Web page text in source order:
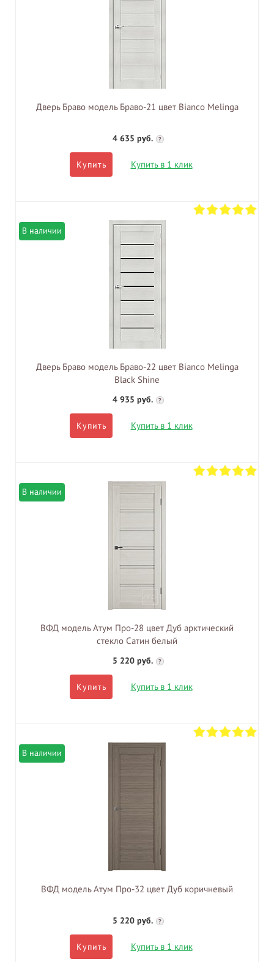
Дверь Браво модель Браво-21 цвет Bianco Melinga
4 635 руб. ?
Купить Купить в 1 клик
В наличии
Дверь Браво модель Браво-22 цвет Bianco Melinga
Black Shine
4 935 руб. ?
Купить Купить в 1 клик
В наличии
ВФД модель Атум Про-28 цвет Дуб арктический
стекло Сатин белый
5 220 руб. ?
Купить Купить в 1 клик
В наличии
ВФД модель Атум Про-32 цвет Дуб коричневый
5 220 руб. ?
Купить Купить в 1 клик